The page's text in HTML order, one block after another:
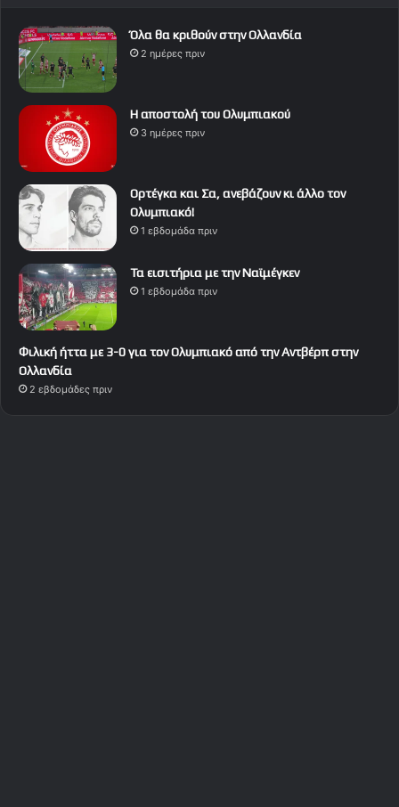
Όλα θα κριθούν στην Ολλανδία
2 ημέρες πριν
Η αποστολή του Ολυμπιακού
3 ημέρες πριν
Ορτέγκα και Σα, ανεβάζουν κι άλλο τον
Ολυμπιακό!
1 εβδομάδα πριν
Τα εισιτήρια με την Ναϊμέγκεν
1 εβδομάδα πριν
Φιλική ήττα με 3-0 για τον Ολυμπιακό από την Αντβέρπ στην
Ολλανδία
2 εβδομάδες πριν